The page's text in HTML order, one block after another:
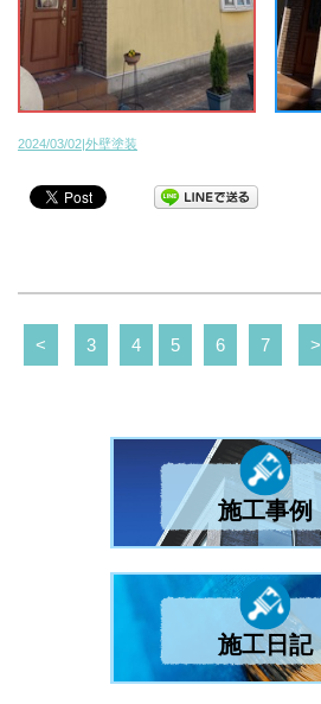
2024/03/02|外壁塗装
< 3 4 5 6 7 >
施工事例
施工日記